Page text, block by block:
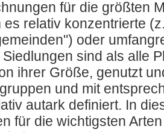
für die größten
es relativ konzentrierte
oder
sind als alle
ihrer Größe, genutzt
und mit
autark definiert. In
für die wichtigsten